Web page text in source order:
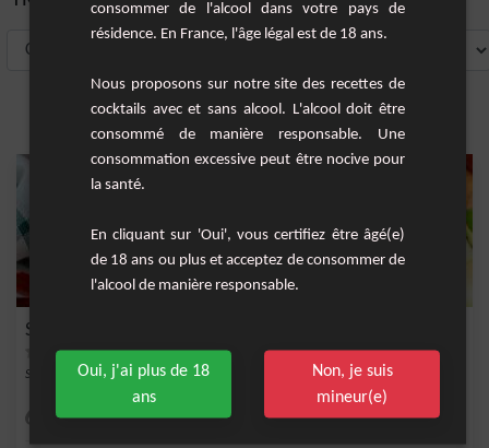
Smoothie Canadien
Smoothie canadien à base de sirop d'étable et cranberrys.
Facile
consommer de l'alcool dans votre pays de
résidence. En France, l'âge légal est de 18 ans.
Nous proposons sur notre site des recettes de
cocktails avec et sans alcool. L'alcool doit être
consommé de manière responsable. Une
consommation excessive peut être nocive pour
la santé.
En cliquant sur 'Oui', vous certifiez être âgé(e)
de 18 ans ou plus et acceptez de consommer de
l'alcool de manière responsable.
Oui, j'ai plus de 18
ans
Non, je suis
mineur(e)